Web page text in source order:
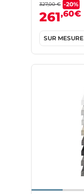
327,00 € -20%
261,60€
SUR MESURE